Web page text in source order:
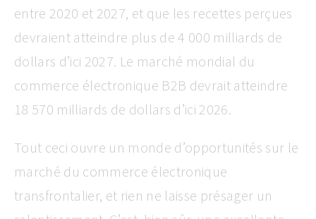
entre 2020 et 2027, et que les recettes perçues
devraient atteindre plus de 4 000 milliards de
dollars d’ici 2027. Le marché mondial du
commerce électronique B2B devrait atteindre
18 570 milliards de dollars d’ici 2026.
Tout ceci ouvre un monde d’opportunités sur le
marché du commerce électronique
transfrontalier, et rien ne laisse présager un